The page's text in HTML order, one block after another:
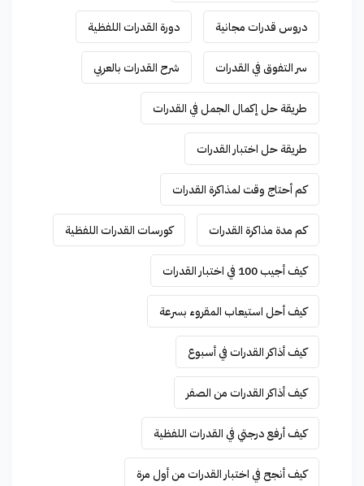
دروس قدرات مجانية دورة القدرات اللفظية
سر التفوق في القدرات شرح القدرات بالعربي
طريقة حل إكمال الجمل في القدرات
طريقة حل اختبار القدرات
كم أحتاج وقت لمذاكرة القدرات
كم مدة مذاكرة القدرات كورسات القدرات اللفظية
كيف أجيب 100 في اختبار القدرات
كيف أحل استيعاب المقروء بسرعة
كيف أذاكر القدرات في أسبوع
كيف أذاكر القدرات من الصفر
كيف أرفع درجتي في القدرات اللفظية
كيف أنجح في اختبار القدرات من أول مرة